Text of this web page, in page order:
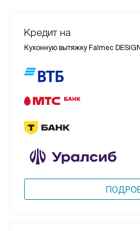
Кредит на
Кухонную вытяжку Falmec